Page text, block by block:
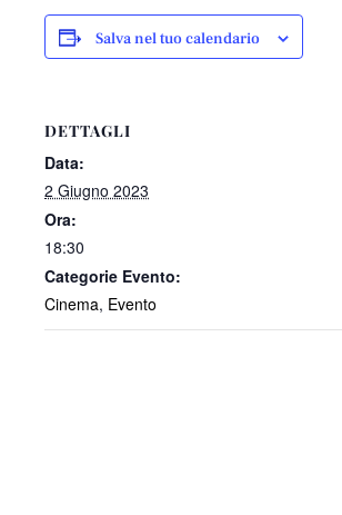
Salva nel tuo calendario
DETTAGLI
Data:
2 Giugno 2023
Ora:
18:30
Categorie Evento:
Cinema, Evento